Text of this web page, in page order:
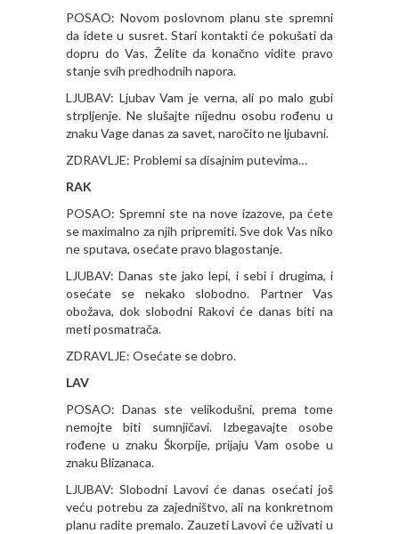
POSAO: Novom poslovnom planu ste spremni
da idete u susret. Stari kontakti će pokušati da
dopru do Vas. Želite da konačno vidite pravo
stanje svih predhodnih napora.
LJUBAV: Ljubav Vam je verna, ali po malo gubi
strpljenje. Ne slušajte nijednu osobu rođenu u
znaku Vage danas za savet, naročito ne ljubavni.
ZDRAVLJE: Problemi sa disajnim putevima…
RAK
POSAO: Spremni ste na nove izazove, pa ćete
se maximalno za njih pripremiti. Sve dok Vas niko
ne sputava, osećate pravo blagostanje.
LJUBAV: Danas ste jako lepi, i sebi i drugima, i
osećate se nekako slobodno. Partner Vas
obožava, dok slobodni Rakovi će danas biti na
meti posmatrača.
ZDRAVLJE: Osećate se dobro.
LAV
POSAO: Danas ste velikodušni, prema tome
nemojte biti sumnjičavi. Izbegavajte osobe
rođene u znaku Škorpije, prijaju Vam osobe u
znaku Blizanaca.
LJUBAV: Slobodni Lavovi će danas osećati još
veću potrebu za zajedništvo, ali na konkretnom
planu radite premalo. Zauzeti Lavovi će uživati u